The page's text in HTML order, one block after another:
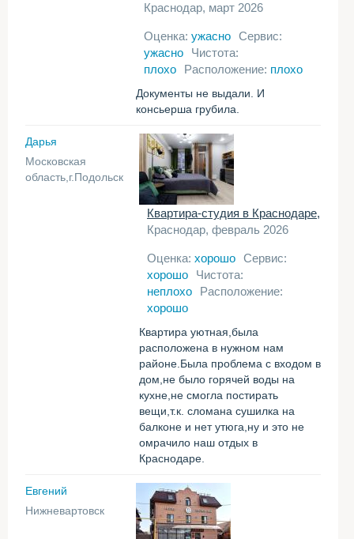
Краснодар, март 2026
Оценка: ужасно Сервис:
ужасно
Чистота:
плохо
Расположение: плохо
Документы не выдали. И
консьерша грубила.
Дарья
Московская
область,г.Подольск
Квартира-студия в Краснодаре,
Краснодар, февраль 2026
Оценка: хорошо Сервис:
хорошо
Чистота:
неплохо
Расположение:
хорошо
Квартира уютная,была
расположена в нужном нам
районе.Была проблема с входом в
дом,не было горячей воды на
кухне,не смогла постирать
вещи,т.к. сломана сушилка на
балконе и нет утюга,ну и это не
омрачило наш отдых в
Краснодаре.
Евгений
Нижневартовск